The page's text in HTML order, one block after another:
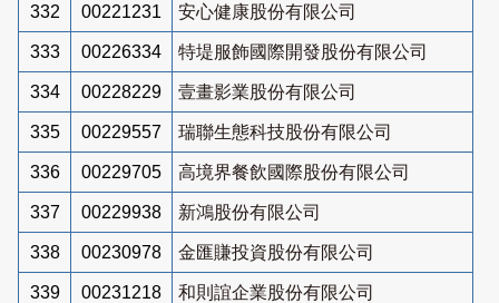
332 00221231 安心健康股份有限公司
333 00226334 特堤服飾國際開發股份有限公司
334 00228229 壹畫影業股份有限公司
335 00229557 瑞聯生態科技股份有限公司
336 00229705 高境界餐飲國際股份有限公司
337 00229938 新鴻股份有限公司
338 00230978 金匯賺投資股份有限公司
339 00231218 和則誼企業股份有限公司